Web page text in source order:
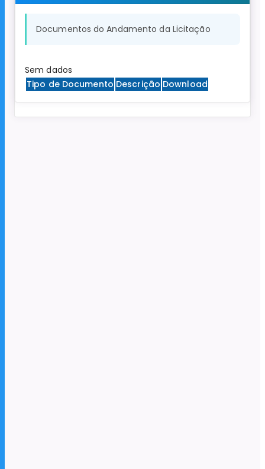
Documentos do Andamento da Licitação
Sem dados
Tipo de Documento Descrição Download